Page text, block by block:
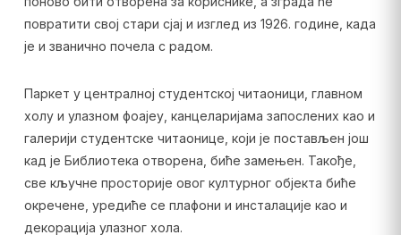
повратити свој стари сјај и изглед из 1926. године, када
је и званично почела с радом.
Паркет у централној студентској читаоници, главном
холу и улазном фоајеу, канцеларијама запослених као и
галерији студентске читаонице, који је постављен још
кад је Библиотека отворена, биће замењен. Такође,
све кључне просторије овог културног објекта биће
окречене, уредиће се плафони и инсталације као и
декорација улазног хола.